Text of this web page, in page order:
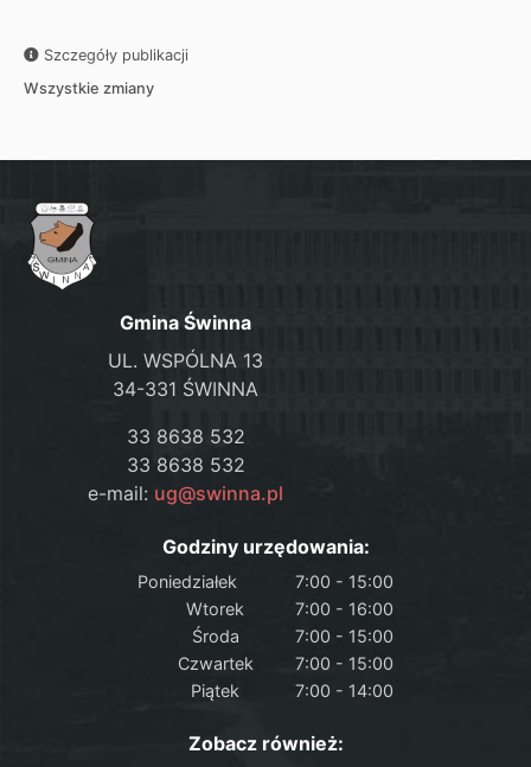
Szczegóły publikacji
Wszystkie zmiany
Gmina Świnna
UL. WSPÓLNA 13
34-331 ŚWINNA
33 8638 532
33 8638 532
e-mail: ug@swinna.pl
Godziny urzędowania:
Poniedziałek
7:00 - 15:00
Wtorek
7:00 - 16:00
Środa
7:00 - 15:00
Czwartek
7:00 - 15:00
Piątek
7:00 - 14:00
Zobacz również: